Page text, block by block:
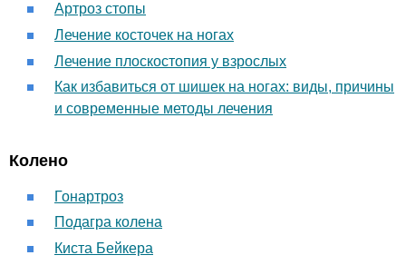
Артроз стопы
Лечение косточек на ногах
Лечение плоскостопия у взрослых
Как избавиться от шишек на ногах: виды, причины
и современные методы лечения
Колено
Гонартроз
Подагра колена
Киста Бейкера